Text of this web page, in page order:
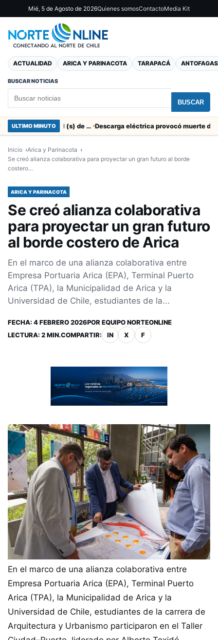
Mié, 5 de Agosto de 2026Quienes somosContactoMedia Kit
ACTUALIDAD ARICA Y PARINACOTA TARAPACÁ
BUSCAR NOTICIAS
BUSCAR
ULTIMO MINUTO SERNAC pidió la renuncia a Director Regional (s) de Arica por contratar solo a militantes del Gobierno
Inicio
Arica y Parinacota
Se creó alianza colaborativa para proyectar un gran futuro al borde
costero…
ARICA Y PARINACOTA
Se creó alianza colaborativa
para proyectar un gran futuro
al borde costero de Arica
En el marco de una alianza colaborativa entre
Empresa Portuaria Arica (EPA), Terminal Puerto
Arica (TPA), la Municipalidad de Arica y la
Universidad de Chile, estudiantes de la...
FECHA: 4 FEBRERO 2026POR EQUIPO NORTEONLINE
LECTURA: 2 MIN.COMPARTIR: IN X F
En el marco de una alianza colaborativa entre
Empresa Portuaria Arica (EPA), Terminal Puerto
Arica (TPA), la Municipalidad de Arica y la
Universidad de Chile, estudiantes de la carrera de
Arquitectura y Urbanismo participaron en el Taller